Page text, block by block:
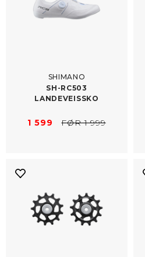
SHIMANO
SH-​RC503
LANDEVEISSKO
1 599 FØR 1 999